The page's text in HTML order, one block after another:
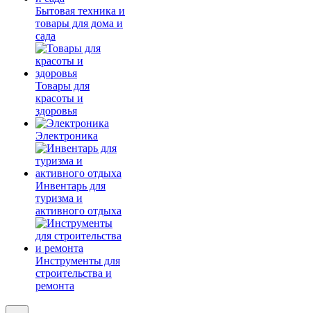
Бытовая техника и
товары для дома и
сада
Товары для
красоты и
здоровья
Электроника
Инвентарь для
туризма и
активного отдыха
Инструменты для
строительства и
ремонта